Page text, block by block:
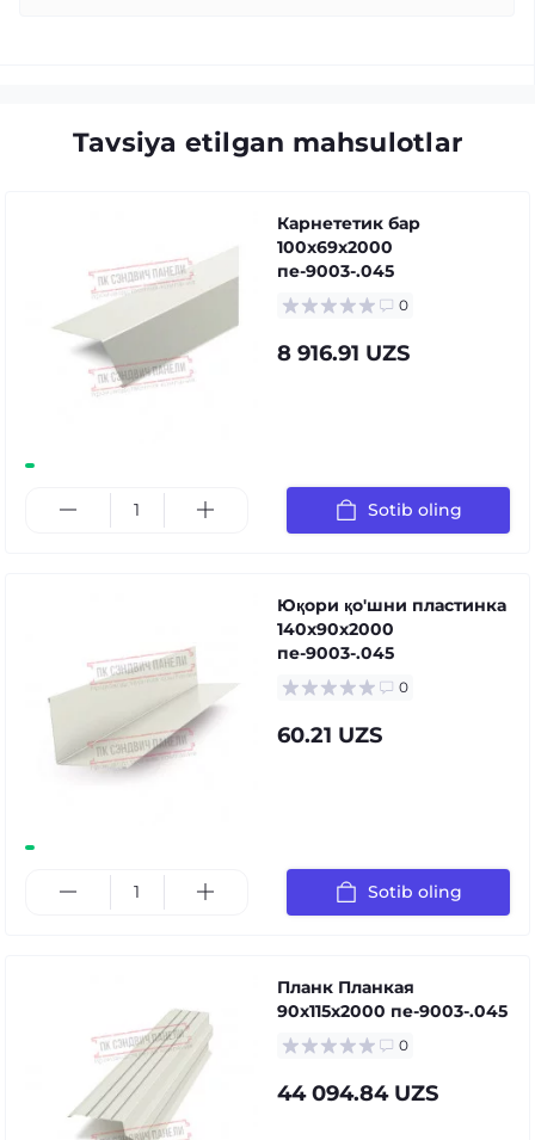
Tavsiya etilgan mahsulotlar
Карнететик бар
100x69x2000
пе-9003-.045
0
8 916.91 UZS
Sotib oling
Юқори қо'шни пластинка
140x90x2000
пе-9003-.045
0
60.21 UZS
Sotib oling
Планк Планкая
90x115x2000 пе-9003-.045
0
44 094.84 UZS